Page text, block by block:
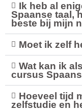
Ik heb al
Spaanse taal,
beste bij mijn
Moet ik zelf
Wat kan ik
cursus
Hoeveel tijd
zelfstudie en